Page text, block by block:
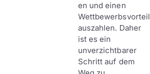
en und einen
Wettbewerbsvorteil
auszahlen. Daher
ist es ein
unverzichtbarer
Schritt auf dem